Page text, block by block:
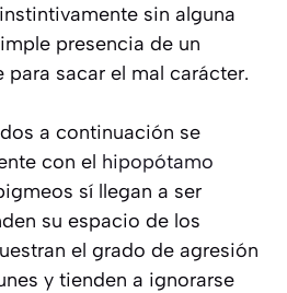
sin alguna
presencia de un
sacar el mal carácter.
a continuación se
con el hipopótamo
sí llegan a ser
su espacio de los
el grado de agresión
y tienden a ignorarse